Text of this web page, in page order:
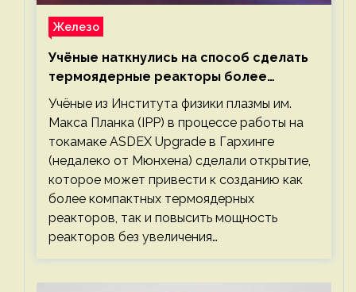
Железо
Учёные наткнулись на способ сделать
термоядерные реакторы более
компактными или мощными
Учёные из Института физики плазмы им.
Макса Планка (IPP) в процессе работы на
токамаке ASDEX Upgrade в Гархинге
(недалеко от Мюнхена) сделали открытие,
которое может привести к созданию как
более компактных термоядерных
реакторов, так и повысить мощность
реакторов без увеличения…